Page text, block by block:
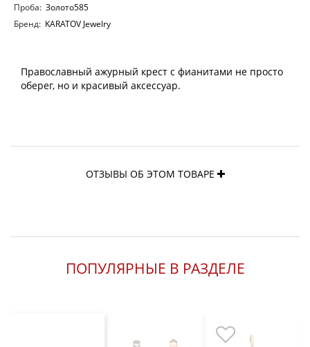
Проба: Золото585
Бренд: KARATOV Jewelry
Православный ажурный крест с фианитами не просто
оберег, но и красивый аксессуар.
ОТЗЫВЫ ОБ ЭТОМ ТОВАРЕ
ПОПУЛЯРНЫЕ В РАЗДЕЛЕ